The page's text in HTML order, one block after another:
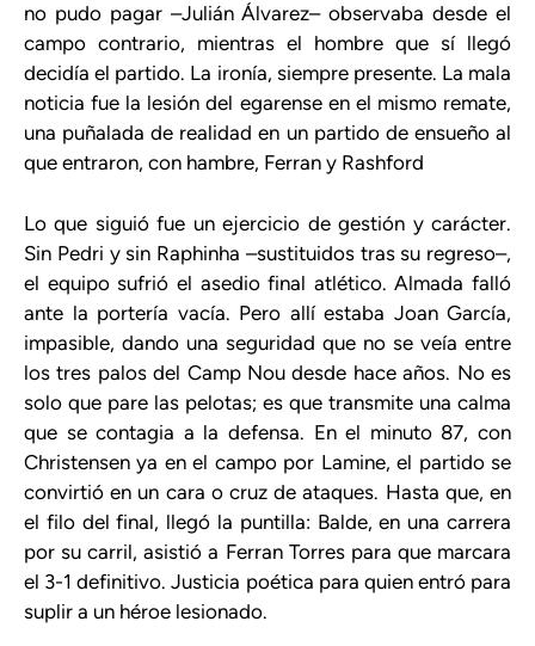
no pudo pagar –Julián Álvarez– observaba desde el
campo contrario, mientras el hombre que sí llegó
decidía el partido. La ironía, siempre presente. La mala
noticia fue la lesión del egarense en el mismo remate,
una puñalada de realidad en un partido de ensueño al
que entraron, con hambre, Ferran y Rashford
Lo que siguió fue un ejercicio de gestión y carácter.
Sin Pedri y sin Raphinha –sustituidos tras su regreso–,
el equipo sufrió el asedio final atlético. Almada falló
ante la portería vacía. Pero allí estaba Joan García,
impasible, dando una seguridad que no se veía entre
los tres palos del Camp Nou desde hace años. No es
solo que pare las pelotas; es que transmite una calma
que se contagia a la defensa. En el minuto 87, con
Christensen ya en el campo por Lamine, el partido se
convirtió en un cara o cruz de ataques. Hasta que, en
el filo del final, llegó la puntilla: Balde, en una carrera
por su carril, asistió a Ferran Torres para que marcara
el 3-1 definitivo. Justicia poética para quien entró para
suplir a un héroe lesionado.